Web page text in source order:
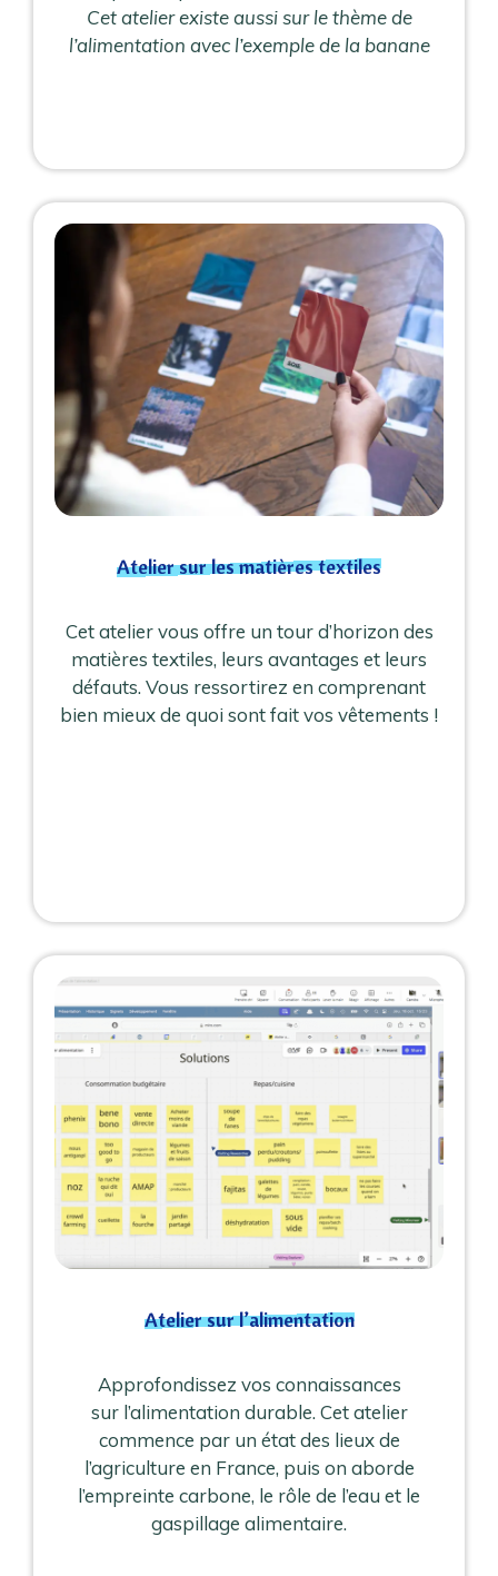
Cet atelier existe aussi sur le thème de
l’alimentation avec l’exemple de la banane
Atelier sur les matières textiles
Cet atelier vous offre un tour d’horizon des
matières textiles, leurs avantages et leurs
défauts. Vous ressortirez en comprenant
bien mieux de quoi sont fait vos vêtements !
Atelier sur l’alimentation
Approfondissez vos connaissances
sur l’alimentation durable. Cet atelier
commence par un état des lieux de
l’agriculture en France, puis on aborde
l’empreinte carbone, le rôle de l’eau et le
gaspillage alimentaire.